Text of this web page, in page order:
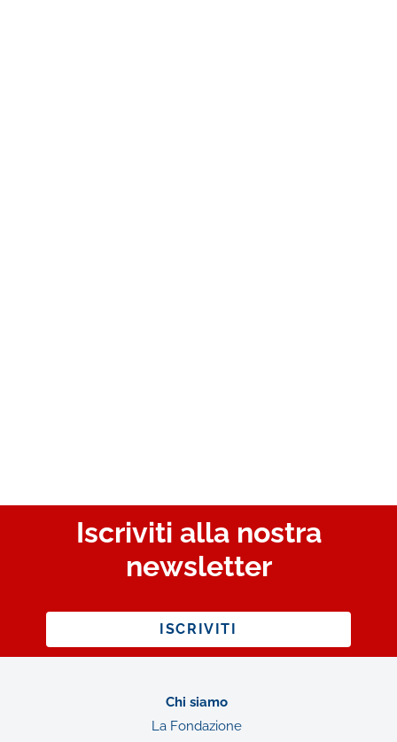
Iscriviti alla nostra
newsletter
ISCRIVITI
Chi siamo
La Fondazione